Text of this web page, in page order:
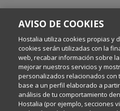
Escrito por el equipo de
Internet y
Política de
Política de
AVISO DE COOKIES
Hostalia utiliza cookies propias y
cookies serán utilizadas con la
web, recabar información sobre
mejorar nuestros servicios y
personalizados relacionados con
base a un perfil elaborado a
análisis de tu comportamiento
Hostalia (por ejemplo, secciones